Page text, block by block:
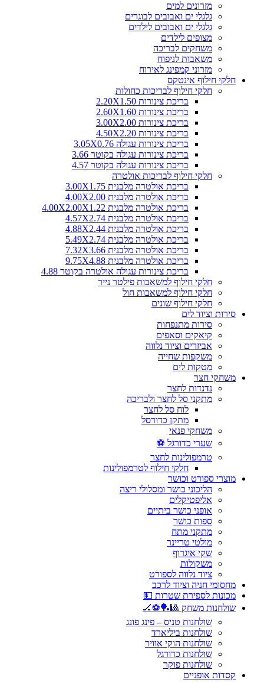
מזרונים למים
גלגלי ים ואבובים לבוגרים
גלגלי ים ואבובים לילדים
מצופים לילדים
משחקים לבריכה
משאבות לניפוח
מזרוני קמפינג לאירוח
חלקי חילוף אינטקס
חלקי חילוף לבריכות כחולות
בריכת צינורות 2.20X1.50
בריכת צינורות 2.60X1.60
בריכת צינורות 3.00X2.00
בריכת צינורות 4.50X2.20
בריכת צינורות עגולה 3.05X0.76
בריכת צינורות עגולה בקוטר 3.66
בריכת צינורות עגולה בקוטר 4.57
חלקי חילוף לבריכות אולטרה
בריכת אולטרה מלבנית 3.00X1.75
בריכת אולטרה מלבנית 4.00X2.00
בריכת אולטרה מלבנית 4.00X2.00X1.22
בריכת אולטרה מלבנית 4.57X2.74
בריכת אולטרה מלבנית 4.88X2.44
בריכת אולטרה מלבנית 5.49X2.74
בריכת אולטרה מלבנית 7.32X3.66
בריכת אולטרה מלבנית 9.75X4.88
בריכת צינורות עגולה אולטרה בקוטר 4.88
חלקי חילוף למשאבות פילטר נייר
חלקי חילוף למשאבות חול
חלקי חילוף שונים
סירות וציוד לים
סירות מתנפחות
קיאקים וסאפים
אביזרים וציוד נלווה
משקפות שחייה
מטקות לים
משחקי חצר
נדנדות לחצר
מתקני סל לחצר ולבריכה
לוח סל לחצר
מתקן כדורסל
משחקי פנאי
שערי כדורגל ⚽
טרמפולינות לחצר
חלקי חילוף לטרמפולינות
מוצרי ספורט וכושר
הליכוני כושר ומסלולי ריצה
אליפטיקלים
אופני כושר ביתיים
ספות כושר
מתקני מתח
מולטי טריינר
שקי איגרוף
משקולות
ציוד נלווה לספורט
מחסומי חניה וציוד לרכב
מכונות לספירת שטרות 💵
שולחנות משחק 🎱🏓⚽🏒
שולחנות טניס – פינג פונג
שולחנות ביליארד
שולחנות הוקי אוויר
שולחנות כדורגל
שולחנות פוקר
קסדות אופניים